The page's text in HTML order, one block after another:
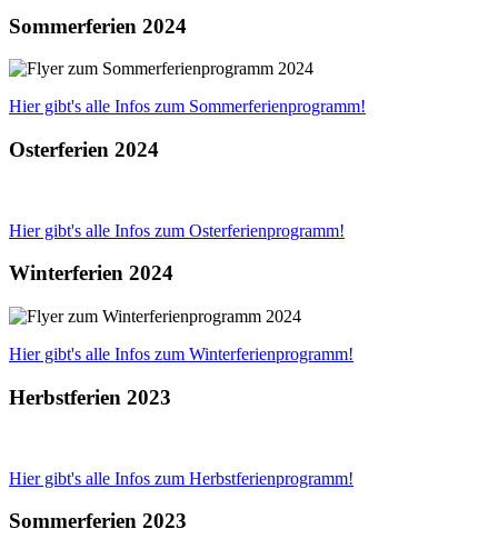
Sommerferien 2024
Hier gibt's alle Infos zum Sommerferienprogramm!
Osterferien 2024
Hier gibt's alle Infos zum Osterferienprogramm!
Winterferien 2024
Hier gibt's alle Infos zum Winterferienprogramm!
Herbstferien 2023
Hier gibt's alle Infos zum Herbstferienprogramm!
Sommerferien 2023